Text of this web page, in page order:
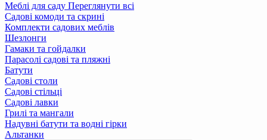
Меблі для саду Переглянути всі
Садові комоди та скрині
Комплекти садових меблів
Шезлонги
Гамаки та гойдалки
Парасолі садові та пляжні
Батути
Садові столи
Садові стільці
Садові лавки
Грилі та мангали
Надувні батути та водні гірки
Альтанки